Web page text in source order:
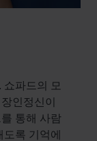
파드의 모
인정신이
통해 사람
도록 기억에